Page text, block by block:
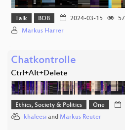
Talk BOB 2024-03-15
57
Markus Harrer
Chatkontrolle
Ctrl+Alt+Delete
Ethics, Society & Politics One
khaleesi and Markus Reuter